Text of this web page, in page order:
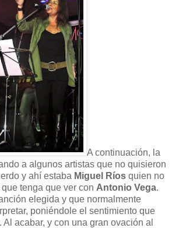
A continuación, la
a algunos artistas que no quisieron
y ahí estaba Miguel Ríos quien no
tenga que ver con Antonio Vega.
elegida y que normalmente
poniéndole el sentimiento que
acabar, y con una gran ovación al